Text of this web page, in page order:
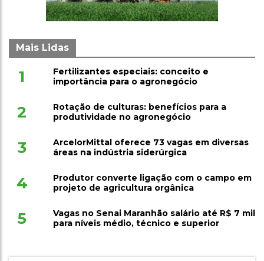
Mais Lidas
1
Fertilizantes especiais: conceito e
importância para o agronegócio
2
Rotação de culturas: benefícios para a
produtividade no agronegócio
3
ArcelorMittal oferece 73 vagas em diversas
áreas na indústria siderúrgica
4
Produtor converte ligação com o campo em
projeto de agricultura orgânica
5
Vagas no Senai Maranhão salário até R$ 7 mil
para níveis médio, técnico e superior